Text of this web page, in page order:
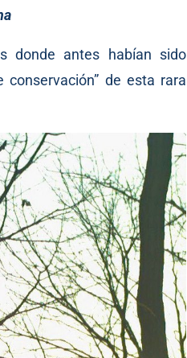
donde antes habían sido
de esta rara